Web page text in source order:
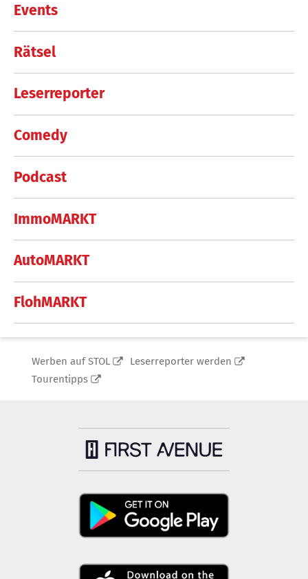
Events
Rätsel
Leserreporter
Comedy
Podcast
ImmoMARKT
AutoMARKT
FlohMARKT
Werben auf STOL
Leserreporter werden
Tourentipps